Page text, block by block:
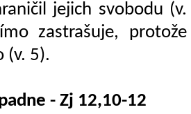
jejich svobodu
zastrašuje,
(v. 5).
- Zj 12,10-12